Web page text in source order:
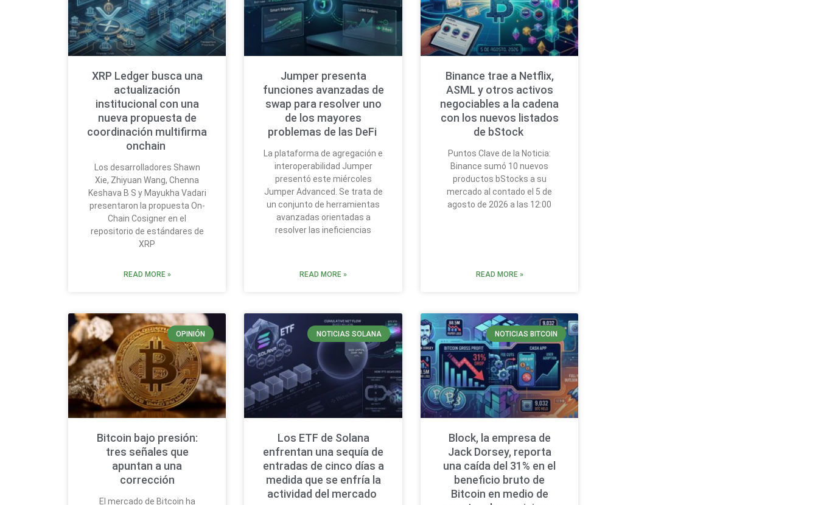
XRP Ledger busca una
actualización
institucional con una
nueva propuesta de
coordinación multifirma
onchain
Los desarrolladores Shawn
Xie, Zhiyuan Wang, Chenna
Keshava B S y Mayukha Vadari
presentaron la propuesta On-
Chain Cosigner en el
repositorio de estándares de
XRP
READ MORE »
Jumper presenta
funciones avanzadas de
swap para resolver uno
de los mayores
problemas de las DeFi
La plataforma de agregación e
interoperabilidad Jumper
presentó este miércoles
Jumper Advanced. Se trata de
un conjunto de herramientas
avanzadas orientadas a
resolver las ineficiencias
READ MORE »
Binance trae a Netflix,
ASML y otros activos
negociables a la cadena
con los nuevos listados
de bStock
Puntos Clave de la Noticia:
Binance sumó 10 nuevos
productos bStocks a su
mercado al contado el 5 de
agosto de 2026 a las 12:00
READ MORE »
OPINIÓN
Bitcoin bajo presión:
tres señales que
apuntan a una
corrección
El mercado de Bitcoin ha
NOTICIAS SOLANA
Los ETF de Solana
enfrentan una sequía de
entradas de cinco días a
medida que se enfría la
actividad del mercado
NOTICIAS BITCOIN
Block, la empresa de
Jack Dorsey, reporta
una caída del 31% en el
beneficio bruto de
Bitcoin en medio de